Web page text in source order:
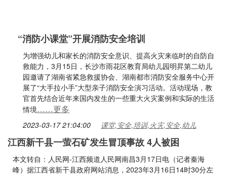
“消防小课堂”开展消防安全培训
为增强幼儿和家长的消防安全意识、提高火灾来临时的自防自
救能力，3月15日，长沙市雨花区教育局幼儿园明昇第二幼儿
园邀请了湖南省紧急救援协会、湖南都市消防安全服务中心开
展了“大手拉小手”大型亲子消防安全演习活动。活动现场，教
官首先结合近年来国内发生的一些重大火灾案例和实际的生活
情境……更多
2023-03-17 21:04:00 课堂,安全,培训,火灾,安全,幼儿
江西新干县一萤石矿发生冒顶事故 4人被困
本文转自：人民网-江西频道人民网南昌3月17日电（记者秦海
峰）据江西省新干县政府网站消息，2023年3月16日14时30分左